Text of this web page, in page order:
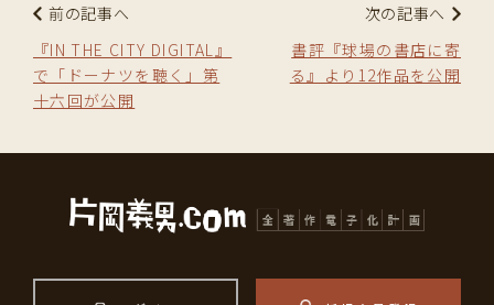
前の記事へ
『IN THE CITY DIGITAL』
で「ドーナツを聴く」第
十六回が公開
次の記事へ
書評『球場の書店に寄
る』より12作品を公開